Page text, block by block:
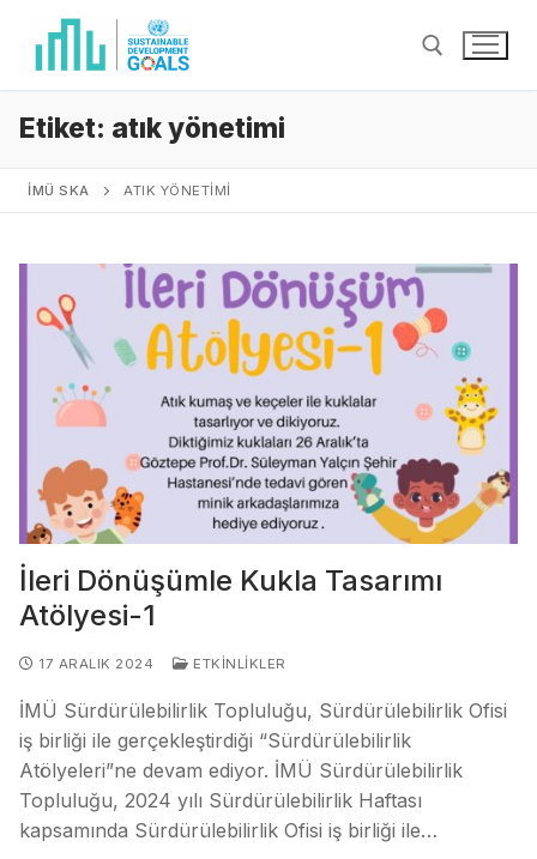
Etiket: atık yönetimi
İMÜ SKA ATIK YÖNETIMI
İleri Dönüşümle Kukla Tasarımı
Atölyesi-1
17 ARALIK 2024 ETKINLIKLER
İMÜ Sürdürülebilirlik Topluluğu, Sürdürülebilirlik Ofisi
iş birliği ile gerçekleştirdiği “Sürdürülebilirlik
Atölyeleri”ne devam ediyor. İMÜ Sürdürülebilirlik
Topluluğu, 2024 yılı Sürdürülebilirlik Haftası
kapsamında Sürdürülebilirlik Ofisi iş birliği ile…